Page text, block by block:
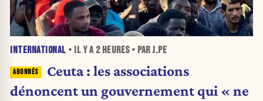
INTERNATIONAL • IL Y A 2 HEURES• PAR J.PE
Ceuta : les associations
dénoncent un gouvernement qui « ne